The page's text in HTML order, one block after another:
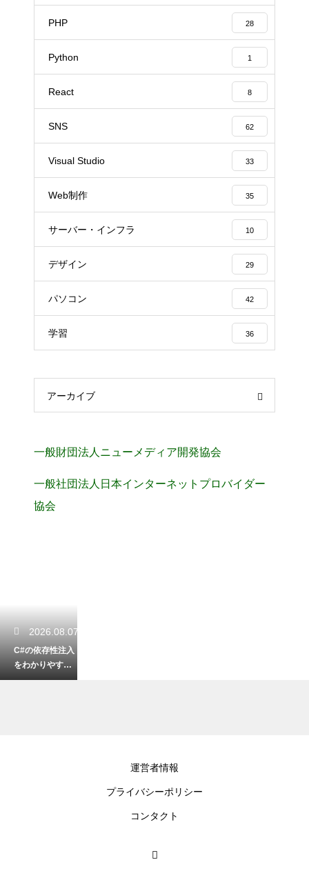
PHP 28
Python 1
React 8
SNS 62
Visual Studio 33
Web制作 35
サーバー・インフラ 10
デザイン 29
パソコン 42
学習 36
アーカイブ
一般財団法人ニューメディア開発協会
一般社団法人日本インターネットプロバイダー
協会
2026.08.07
C#の依存性注入
をわかりやすく
解説！クラス結
運営者情報
プライバシーポリシー
コンタクト